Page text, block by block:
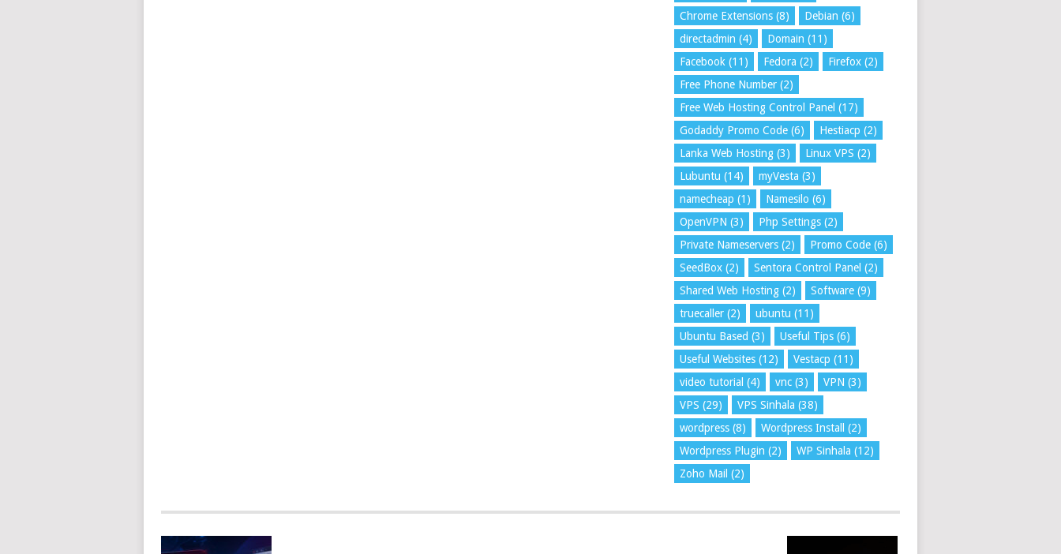
Chrome Extensions (8) Debian (6)
directadmin (4) Domain (11)
Facebook (11) Fedora (2) Firefox (2)
Free Phone Number (2)
Free Web Hosting Control Panel (17)
Godaddy Promo Code (6) Hestiacp (2)
Lanka Web Hosting (3) Linux VPS (2)
Lubuntu (14) myVesta (3)
namecheap (1) Namesilo (6)
OpenVPN (3) Php Settings (2)
Private Nameservers (2) Promo Code (6)
SeedBox (2) Sentora Control Panel (2)
Shared Web Hosting (2) Software (9)
truecaller (2) ubuntu (11)
Ubuntu Based (3) Useful Tips (6)
Useful Websites (12) Vestacp (11)
video tutorial (4) vnc (3) VPN (3)
VPS (29) VPS Sinhala (38)
wordpress (8) Wordpress Install
(2)
Wordpress Plugin (2) WP Sinhala (12)
Zoho Mail (2)